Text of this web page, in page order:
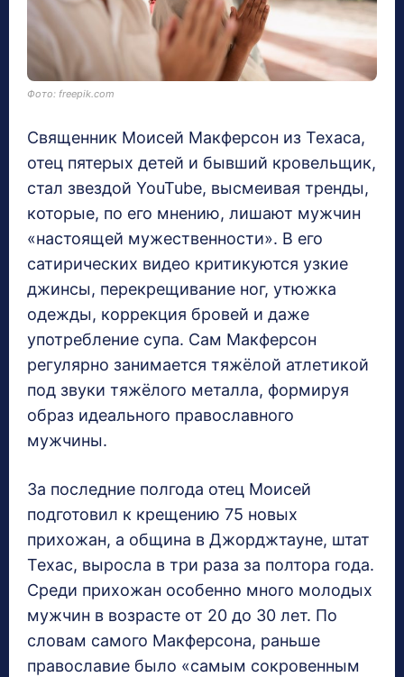
Фото: freepik.com
Священник Моисей Макферсон из Техаса,
отец пятерых детей и бывший кровельщик,
стал звездой YouTube, высмеивая тренды,
которые, по его мнению, лишают мужчин
«настоящей мужественности». В его
сатирических видео критикуются узкие
джинсы, перекрещивание ног, утюжка
одежды, коррекция бровей и даже
употребление супа. Сам Макферсон
регулярно занимается тяжёлой атлетикой
под звуки тяжёлого металла, формируя
образ идеального православного
мужчины.
За последние полгода отец Моисей
подготовил к крещению 75 новых
прихожан, а община в Джорджтауне, штат
Техас, выросла в три раза за полтора года.
Среди прихожан особенно много молодых
мужчин в возрасте от 20 до 30 лет. По
словам самого Макферсона, раньше
православие было «самым сокровенным